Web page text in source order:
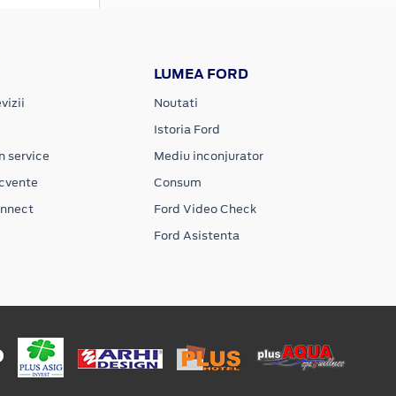
service
LUMEA FORD
Noutati
Istoria Ford
Mediu inconjurator
Consum
Ford Video Check
Ford Asistenta